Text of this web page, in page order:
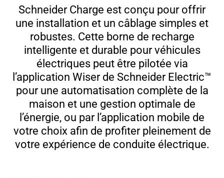
Schneider Charge est conçu pour offrir
une installation et un câblage simples et
robustes. Cette borne de recharge
intelligente et durable pour véhicules
électriques peut être pilotée via
l’application Wiser de Schneider Electric™
pour une automatisation complète de la
maison et une gestion optimale de
l’énergie, ou par l’application mobile de
votre choix afin de profiter pleinement de
votre expérience de conduite électrique.